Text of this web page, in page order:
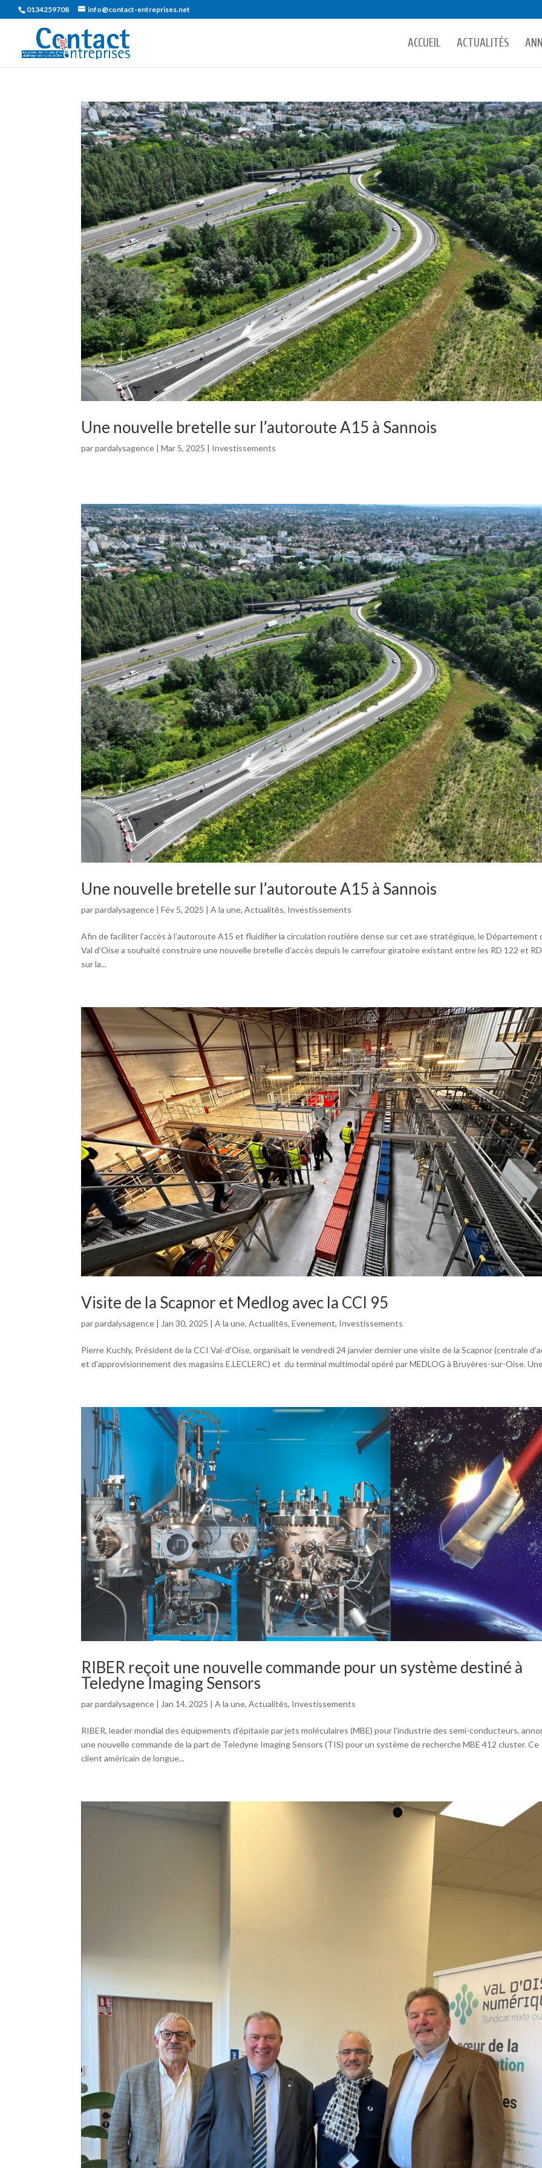
0134259708 info@contact-entreprises.net
ACCUEIL ACTUALITÉS
Une nouvelle bretelle sur l’autoroute A15 à Sannois
parpardalysagence |Mar 5, 2025 | Investissements
Une nouvelle bretelle sur l’autoroute A15 à Sannois
parpardalysagence |Fév 5, 2025 |A la une,Actualitēs, Investissements
Afin de faciliter l’accès à l’autoroute A15 et fluidifier la circulation routière dense sur cet axe stratégique, le Département
Val d’Oise a souhaité construire une nouvelle bretelle d’accès depuis le carrefour giratoire existant entre les RD 122 et
sur la...
Visite de la Scapnor et Medlog avec la CCI 95
parpardalysagence | Jan 30, 2025 |A la une,Actualitēs,Evenement, Investissements
Pierre Kuchly, Président de la CCI Val-d’Oise, organisait le vendredi 24 janvier dernier une visite de la Scapnor (centrale
et d’approvisionnement des magasins E.LECLERC) et du terminal multimodal opéré par MEDLOG à Bruyères-sur-Oise.
RIBER reçoit une nouvelle commande pour un système destiné à
Teledyne Imaging Sensors
parpardalysagence | Jan 14, 2025 |A la une,Actualitēs, Investissements
RIBER, leader mondial des équipements d’épitaxie par jets moléculaires (MBE) pour l’industrie des semi-conducteurs,
une nouvelle commande de la part de Teledyne Imaging Sensors (TIS) pour un système de recherche MBE 412 cluster. Ce
client américain de longue...